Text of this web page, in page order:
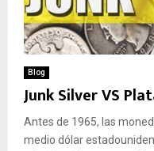
Blog
Junk Silver VS
Antes de 1965, las
medio dólar